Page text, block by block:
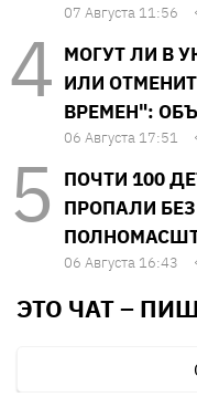
07 Августа 11:56
МОГУТ ЛИ В
ИЛИ
ВРЕМЕН":
06 Августа 17:51
ПОЧТИ 100
ПРОПАЛИ
06 Августа 16:43
ЭТО ЧАТ –